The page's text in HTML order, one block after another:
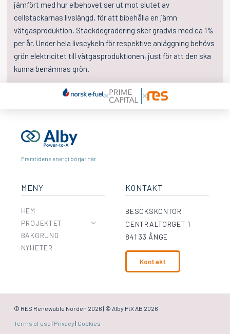
jämfört med hur elbehovet ser ut mot slutet av
cellstackarnas livslängd, för att bibehålla en jämn
vätgasproduktion. Stackdegradering sker gradvis med ca 1%
per år. Under hela livscykeln för respektive anläggning behövs
grön elektricitet till vätgasproduktionen, just för att den ska
kunna benämnas grön.
Framtidens energi börjar här
MENY
HEM
PROJEKTET
BAKGRUND
NYHETER
KONTAKT
BESÖKSKONTOR:
CENTRALTORGET 1
841 33 ÅNGE
Kontakt
© RES Renewable Norden 2026 | © Alby PtX AB 2026
Terms of use | Privacy | Cookies